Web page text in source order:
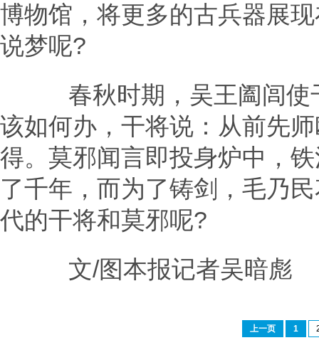
博物馆，将更多的古兵器展
说梦呢?
春秋时期，吴王阖闾使
该如何办，干将说：从前先
得。莫邪闻言即投身炉中，
了千年，而为了铸剑，毛乃
代的干将和莫邪呢?
文/图本报记者吴暗彪
上一页 1